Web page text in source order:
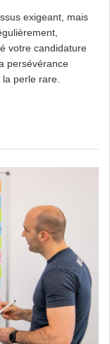
exigeant, mais
votre candidature
persévérance
perle rare.